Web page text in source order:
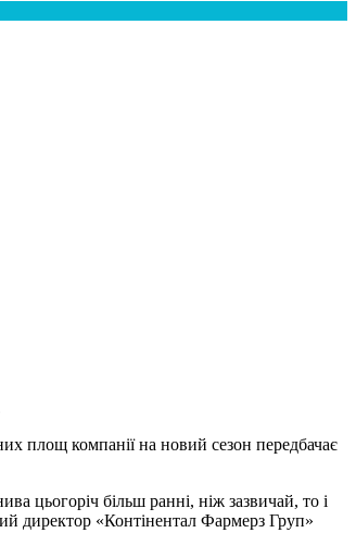
площ компанії на новий сезон передбачає
цьогоріч більш ранні, ніж зазвичай, то і
директор «Контінентал Фармерз Груп»